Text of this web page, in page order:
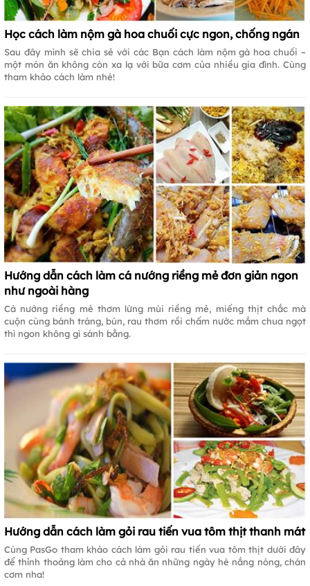
Học cách làm nộm gà hoa chuối cực ngon, chống ngán
Sau đây mình sẽ chia sẻ với các Bạn cách làm nộm gà hoa chuối –
một món ăn không còn xa lạ với bữa cơm của nhiều gia đình. Cùng
tham khảo cách làm nhé!
Hướng dẫn cách làm cá nướng riềng mẻ đơn giản ngon
như ngoài hàng
Cá nướng riềng mẻ thơm lừng mùi riềng mẻ, miếng thịt chắc mà
cuộn cùng bánh tráng, bún, rau thơm rồi chấm nước mắm chua ngọt
thì ngon không gì sánh bằng.
Hướng dẫn cách làm gỏi rau tiến vua tôm thịt thanh mát
Cùng PasGo tham khảo cách làm gỏi rau tiến vua tôm thịt dưới đây
để thỉnh thoảng làm cho cả nhà ăn những ngày hè nắng nóng, chán
cơm nha!